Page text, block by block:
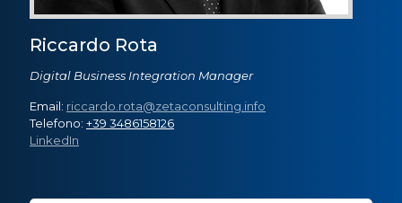
Riccardo Rota
Digital Business Integration Manager
Email: riccardo.rota@zetaconsulting.info
Telefono: +39 3486158126
LinkedIn